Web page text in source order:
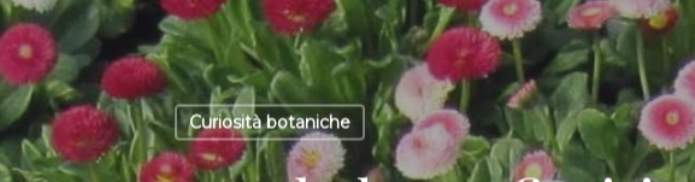
Curiosità botaniche